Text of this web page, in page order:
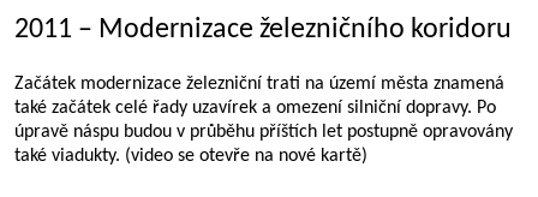
2011 – Modernizace železničního koridoru
Začátek modernizace železniční trati na území města znamená
také začátek celé řady uzavírek a omezení silniční dopravy. Po
úpravě náspu budou v průběhu příštích let postupně opravovány
také viadukty. (video se otevře na nové kartě)